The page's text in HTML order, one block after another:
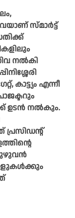
സ്മാർട്ട്
നൽകി
കാട്ട്യം എന്നീ
ഉടൻ നൽകും.
പ്രസിഡൻ്റ്